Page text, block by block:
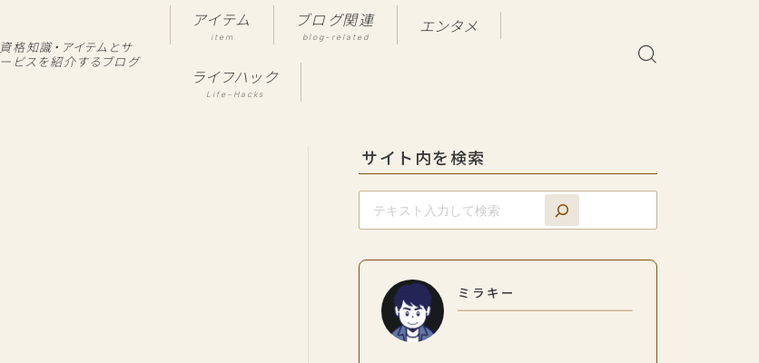
資格知識・アイテムとサ
ービスを紹介するブログ
アイテム
item
ブログ関連
blog-related
エンタメ
ライフハック
Life-Hacks
サイト内を検索
ミラキー